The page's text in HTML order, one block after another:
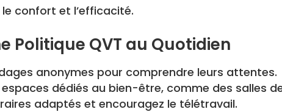
confort et l’efficacité.
Politique QVT au Quotidien
anonymes pour comprendre leurs attentes.
dédiés au bien-être, comme des salles
adaptés et encouragez le télétravail.